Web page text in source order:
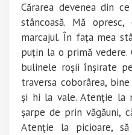
Cărarea devenea din
stâncoasă. Mă
marcajul. În fața mea
puțin la o primă vedere.
bulinele roșii înșirate
traversa coborârea,
și hi la vale. Atenție la
șarpe de prin văgăuni,
Atenție la picioare,